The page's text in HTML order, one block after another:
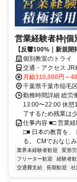
営業経験者枠|個
【反響100%｜新規
個別教室のトライ
交通・アクセス
月給310,000円～
千葉県千葉市稲毛
勤務時間詳細 総労
13:00〜22:00 休憩
了するため残業は
仕事内容 ■□ 営業
□■ 日本の教育を、
る。 CMでおなじ
業界未経験者歓迎 変形
フリーター歓迎
経験者
交通費支給
長期歓迎 社